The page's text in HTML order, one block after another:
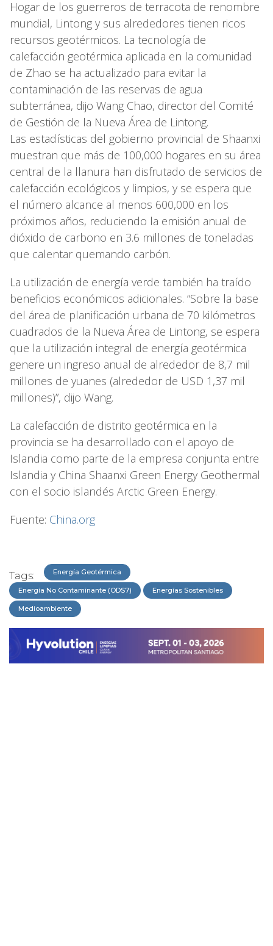
Hogar de los guerreros de terracota de renombre
mundial, Lintong y sus alrededores tienen ricos
recursos geotérmicos. La tecnología de
calefacción geotérmica aplicada en la comunidad
de Zhao se ha actualizado para evitar la
contaminación de las reservas de agua
subterránea, dijo Wang Chao, director del Comité
de Gestión de la Nueva Área de Lintong.
Las estadísticas del gobierno provincial de Shaanxi
muestran que más de 100,000 hogares en su área
central de la llanura han disfrutado de servicios de
calefacción ecológicos y limpios, y se espera que
el número alcance al menos 600,000 en los
próximos años, reduciendo la emisión anual de
dióxido de carbono en 3.6 millones de toneladas
que calentar quemando carbón.
La utilización de energía verde también ha traído
beneficios económicos adicionales. “Sobre la base
del área de planificación urbana de 70 kilómetros
cuadrados de la Nueva Área de Lintong, se espera
que la utilización integral de energía geotérmica
genere un ingreso anual de alrededor de 8,7 mil
millones de yuanes (alrededor de USD 1,37 mil
millones)”, dijo Wang.
La calefacción de distrito geotérmica en la
provincia se ha desarrollado con el apoyo de
Islandia como parte de la empresa conjunta entre
Islandia y China Shaanxi Green Energy Geothermal
con el socio islandés Arctic Green Energy.
Fuente: China.org
Tags: Energía Geotérmica
Energía No Contaminante (ODS7) Energías Sostenibles
Medioambiente